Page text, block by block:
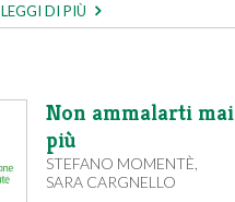
LEGGI DI PIÙ
Non ammalarti mai
più
STEFANO MOMENTÈ
SARA CARGNELLO